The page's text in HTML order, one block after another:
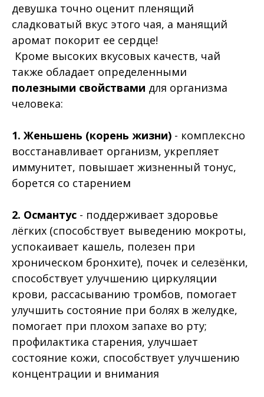
девушка точно оценит пленящий
сладковатый вкус этого чая, а манящий
аромат покорит ее сердце!
Кроме высоких вкусовых качеств, чай
также обладает определенными
полезными свойствами для организма
человека:
1. Женьшень (корень жизни) - комплексно
восстанавливает организм, укрепляет
иммунитет, повышает жизненный тонус,
борется со старением
2. Османтус - поддерживает здоровье
лёгких (способствует выведению мокроты,
успокаивает кашель, полезен при
хроническом бронхите), почек и селезёнки,
способствует улучшению циркуляции
крови, рассасыванию тромбов, помогает
улучшить состояние при болях в желудке,
помогает при плохом запахе во рту;
профилактика старения, улучшает
состояние кожи, способствует улучшению
концентрации и внимания